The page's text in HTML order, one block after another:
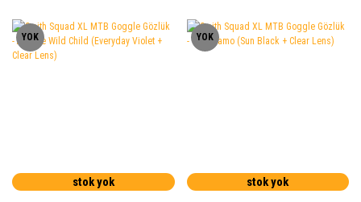
YOK
stok yok
YOK
stok yok